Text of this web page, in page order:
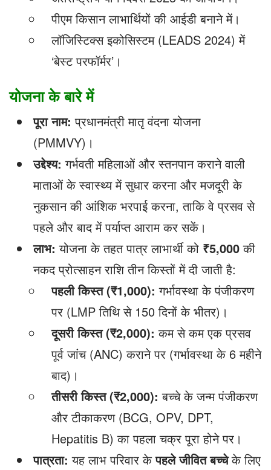
पीएम किसान लाभार्थियों की आईडी बनाने में।
लॉजिस्टिक्स इकोसिस्टम (LEADS 2024) में
‘बेस्ट परफॉर्मर’।
योजना के बारे में
पूरा नाम: प्रधानमंत्री मातृ वंदना योजना
(PMMVY)।
उद्देश्य: गर्भवती महिलाओं और स्तनपान कराने वाली
माताओं के स्वास्थ्य में सुधार करना और मजदूरी के
नुकसान की आंशिक भरपाई करना, ताकि वे प्रसव से
पहले और बाद में पर्याप्त आराम कर सकें।
लाभ: योजना के तहत पात्र लाभार्थी को ₹5,000की
नकद प्रोत्साहन राशि तीन किस्तों में दी जाती है:
पहली किस्त (₹1,000): गर्भावस्था के पंजीकरण
पर (LMP तिथि से 150 दिनों के भीतर)।
दूसरी किस्त (₹2,000): कम से कम एक प्रसव
पूर्व जांच (ANC) कराने पर (गर्भावस्था के 6 महीने
बाद)।
तीसरी किस्त (₹2,000): बच्चे के जन्म पंजीकरण
और टीकाकरण (BCG, OPV, DPT,
Hepatitis B) का पहला चक्र पूरा होने पर।
पात्रता: यह लाभ परिवार केपहले जीवित बच्चेके लिए